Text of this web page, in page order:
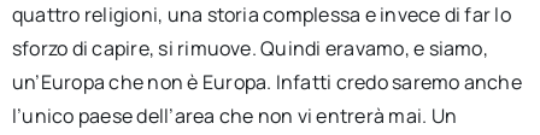
quattro religioni, una storia complessa e invece di far lo
sforzo di capire, si rimuove. Quindi eravamo, e siamo,
un’Europa che non è Europa. Infatti credo saremo anche
l’unico paese dell’area che non vi entrerà mai. Un